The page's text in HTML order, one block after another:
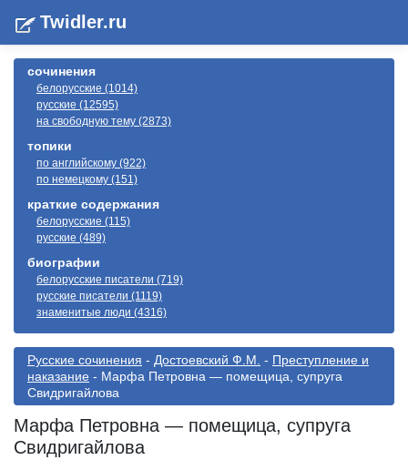
Twidler.ru
сочинения
белорусские (1014)
русские (12595)
на свободную тему (2873)
топики
по английскому (922)
по немецкому (151)
краткие содержания
белорусские (115)
русские (489)
биографии
белорусские писатели (719)
русские писатели (1119)
знаменитые люди (4316)
Русские сочинения - Достоевский Ф.М. - Преступление и
наказание - Марфа Петровна — помещица, супруга
Свидригайлова
Марфа Петровна — помещица, супруга
Свидригайлова